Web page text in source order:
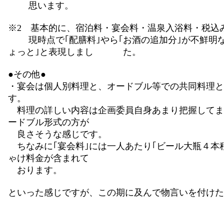
思います。
※2 基本的に、宿泊料・宴会料・温泉入浴料・税込
現時点で｢配膳料｣やら｢お酒の追加分｣が不鮮明
ょっと｣と表現しまし た。
●その他●
・宴会は個人別料理と、オードブル等での共同料理
す。
料理の詳しい内容は企画委員自身あまり把握して
ードブル形式の方が
良さそうな感じです。
ちなみに｢宴会料｣には一人あたり｢ビール大瓶４本
ゃけ料金が含まれて
おります。
といった感じですが、この期に及んで物言いを付け